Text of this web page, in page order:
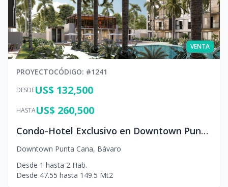
VENTA
PROYECTOCÓDIGO: #1241
DESDEUS$ 132,500
HASTAUS$ 260,500
Condo-Hotel Exclusivo en Downtown Punta Cana
Downtown Punta Cana, Bávaro
Desde 1 hasta 2 Hab.
Desde 47.55 hasta 149.5 Mt2